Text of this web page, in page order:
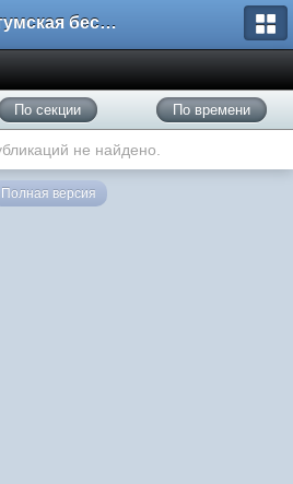
Батумская беседка
По секции По времени
не найдено.
Полная версия